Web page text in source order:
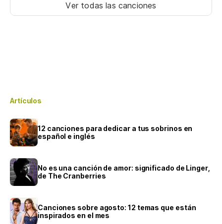
Ver todas las canciones
Artículos
12 canciones para dedicar a tus sobrinos en
español e inglés
No es una canción de amor: significado de Linger,
de The Cranberries
Canciones sobre agosto: 12 temas que están
inspirados en el mes